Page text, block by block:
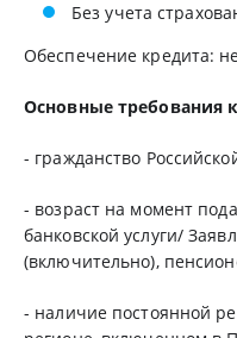
Без учета
Обеспечение кредита:
Основные требования
- гражданство
- возраст на момент
банковской услуги/
(включительно),
- наличие постоянной